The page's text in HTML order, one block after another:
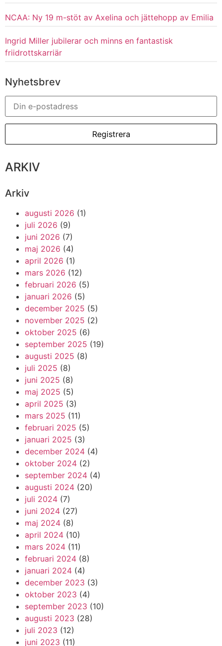
NCAA: Ny 19 m-stöt av Axelina och jättehopp av Emilia
Ingrid Miller jubilerar och minns en fantastisk
friidrottskarriär
Nyhetsbrev
ARKIV
Arkiv
augusti 2026 (1)
juli 2026 (9)
juni 2026 (7)
maj 2026 (4)
april 2026 (1)
mars 2026 (12)
februari 2026 (5)
januari 2026 (5)
december 2025 (5)
november 2025 (2)
oktober 2025 (6)
september 2025 (19)
augusti 2025 (8)
juli 2025 (8)
juni 2025 (8)
maj 2025 (5)
april 2025 (3)
mars 2025 (11)
februari 2025 (5)
januari 2025 (3)
december 2024 (4)
oktober 2024 (2)
september 2024 (4)
augusti 2024 (20)
juli 2024 (7)
juni 2024 (27)
maj 2024 (8)
april 2024 (10)
mars 2024 (11)
februari 2024 (8)
januari 2024 (4)
december 2023 (3)
oktober 2023 (4)
september 2023 (10)
augusti 2023 (28)
juli 2023 (12)
juni 2023 (11)